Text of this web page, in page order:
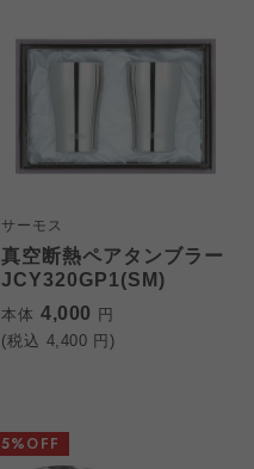
サーモス
真空断熱ペアタンブラー
JCY320GP1(SM)
本体 4,000 円
(税込 4,400 円)
5%OFF